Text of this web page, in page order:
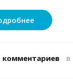
комментариев в